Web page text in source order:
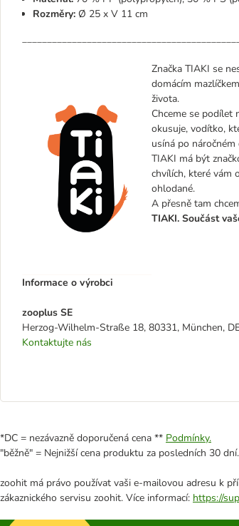
Rozměry: Ø 25 x V 11 cm
Značka TIAKI se
domácím
života.
Chceme se podílet
okusuje, vodítko,
usíná po náročném
TIAKI má být
chvílích, které vám
ohlodané.
A přesně tam
TIAKI. Součást
Informace o výrobci
zooplus SE
Herzog-Wilhelm-Straße 18, 80331, München,
Kontaktujte nás
*DC = nezávazně doporučená cena ** Podmínky.
"běžně" = Nejnižší cena produktu za posledních 30 dní.
zoohit má právo používat vaši e-mailovou adresu k
zákaznického servisu zoohit. Více informací: https://